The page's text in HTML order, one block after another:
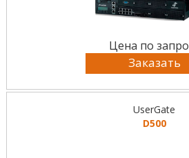
Цена по
Заказать
UserGate
D500